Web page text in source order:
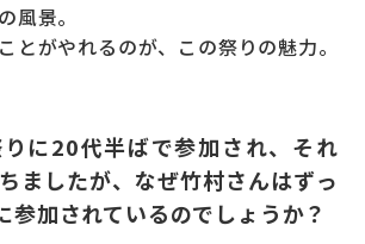
風景。
とがやれるのが、この祭りの魅力。
に20代半ばで参加され、それ
ましたが、なぜ竹村さんはずっ
参加されているのでしょうか？